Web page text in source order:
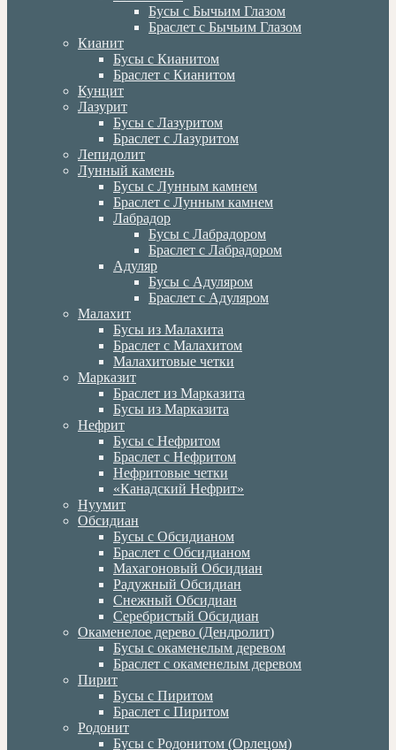
Бусы с Бычьим Глазом
Браслет с Бычьим Глазом
Кианит
Бусы с Кианитом
Браслет с Кианитом
Кунцит
Лазурит
Бусы с Лазуритом
Браслет с Лазуритом
Лепидолит
Лунный камень
Бусы с Лунным камнем
Браслет с Лунным камнем
Лабрадор
Бусы с Лабрадором
Браслет с Лабрадором
Адуляр
Бусы с Адуляром
Браслет с Адуляром
Малахит
Бусы из Малахита
Браслет с Малахитом
Малахитовые четки
Марказит
Браслет из Марказита
Бусы из Марказита
Нефрит
Бусы с Нефритом
Браслет с Нефритом
Нефритовые четки
«Канадский Нефрит»
Нуумит
Обсидиан
Бусы с Обсидианом
Браслет с Обсидианом
Махагоновый Обсидиан
Радужный Обсидиан
Снежный Обсидиан
Серебристый Обсидиан
Окаменелое дерево (Дендролит)
Бусы с окаменелым деревом
Браслет с окаменелым деревом
Пирит
Бусы с Пиритом
Браслет с Пиритом
Родонит
Бусы с Родонитом (Орлецом)